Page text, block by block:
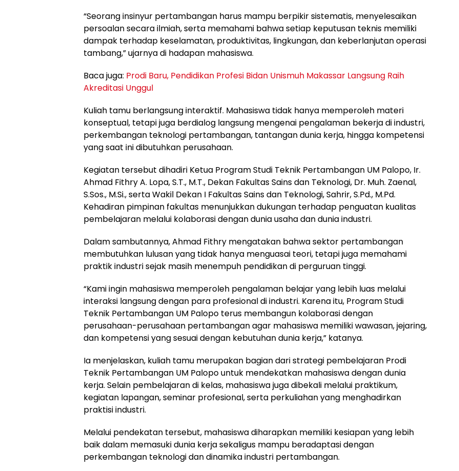
“Seorang insinyur pertambangan harus mampu berpikir sistematis, menyelesaikan
persoalan secara ilmiah, serta memahami bahwa setiap keputusan teknis memiliki
dampak terhadap keselamatan, produktivitas, lingkungan, dan keberlanjutan operasi
tambang,” ujarnya di hadapan mahasiswa.
Baca juga: Prodi Baru, Pendidikan Profesi Bidan Unismuh Makassar Langsung Raih
Akreditasi Unggul
Kuliah tamu berlangsung interaktif. Mahasiswa tidak hanya memperoleh materi
konseptual, tetapi juga berdialog langsung mengenai pengalaman bekerja di industri,
perkembangan teknologi pertambangan, tantangan dunia kerja, hingga kompetensi
yang saat ini dibutuhkan perusahaan.
Kegiatan tersebut dihadiri Ketua Program Studi Teknik Pertambangan UM Palopo, Ir.
Ahmad Fithry A. Lopa, S.T., M.T., Dekan Fakultas Sains dan Teknologi, Dr. Muh. Zaenal,
S.Sos., M.Si., serta Wakil Dekan I Fakultas Sains dan Teknologi, Sahrir, S.Pd., M.Pd.
Kehadiran pimpinan fakultas menunjukkan dukungan terhadap penguatan kualitas
pembelajaran melalui kolaborasi dengan dunia usaha dan dunia industri.
Dalam sambutannya, Ahmad Fithry mengatakan bahwa sektor pertambangan
membutuhkan lulusan yang tidak hanya menguasai teori, tetapi juga memahami
praktik industri sejak masih menempuh pendidikan di perguruan tinggi.
“Kami ingin mahasiswa memperoleh pengalaman belajar yang lebih luas melalui
interaksi langsung dengan para profesional di industri. Karena itu, Program Studi
Teknik Pertambangan UM Palopo terus membangun kolaborasi dengan
perusahaan-perusahaan pertambangan agar mahasiswa memiliki wawasan, jejaring,
dan kompetensi yang sesuai dengan kebutuhan dunia kerja,” katanya.
Ia menjelaskan, kuliah tamu merupakan bagian dari strategi pembelajaran Prodi
Teknik Pertambangan UM Palopo untuk mendekatkan mahasiswa dengan dunia
kerja. Selain pembelajaran di kelas, mahasiswa juga dibekali melalui praktikum,
kegiatan lapangan, seminar profesional, serta perkuliahan yang menghadirkan
praktisi industri.
Melalui pendekatan tersebut, mahasiswa diharapkan memiliki kesiapan yang lebih
baik dalam memasuki dunia kerja sekaligus mampu beradaptasi dengan
perkembangan teknologi dan dinamika industri pertambangan.